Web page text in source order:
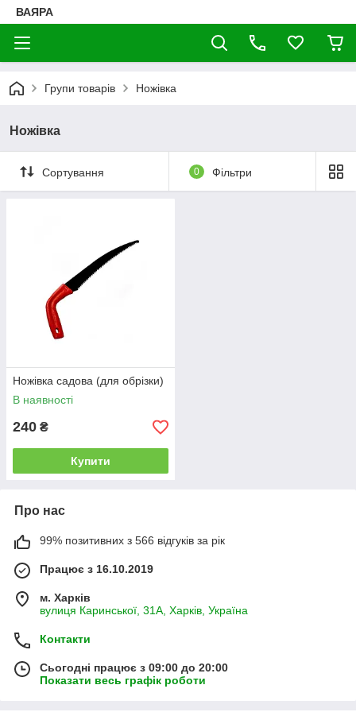
ВАЯРА
Групи товарів Ножівка
Ножівка
Сортування 0 Фільтри
Ножівка садова (для обрізки)
В наявності
240 ₴
Купити
Про нас
99% позитивних з 566 відгуків за рік
Працює з 16.10.2019
м. Харків
вулиця Каринської, 31А, Харків, Україна
Контакти
Сьогодні працює з 09:00 до 20:00
Показати весь графік роботи